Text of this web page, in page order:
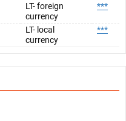
LT- foreign
currency
***
LT- local
currency
***